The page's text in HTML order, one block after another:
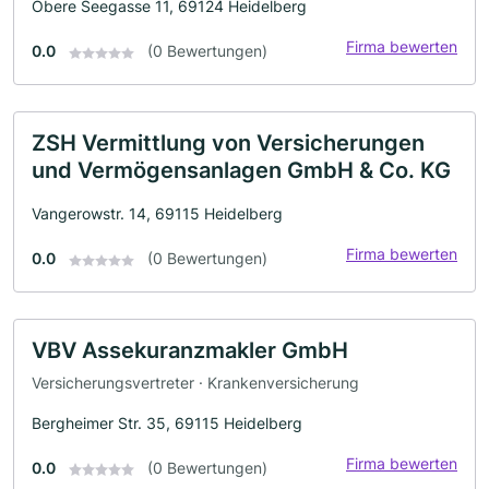
Obere Seegasse 11, 69124 Heidelberg
0.0 (0 Bewertungen) Firma bewerten
ZSH Vermittlung von Versicherungen
und Vermögensanlagen GmbH & Co. KG
Vangerowstr. 14, 69115 Heidelberg
0.0 (0 Bewertungen) Firma bewerten
VBV Assekuranzmakler GmbH
Versicherungsvertreter · Krankenversicherung
Bergheimer Str. 35, 69115 Heidelberg
0.0 (0 Bewertungen) Firma bewerten